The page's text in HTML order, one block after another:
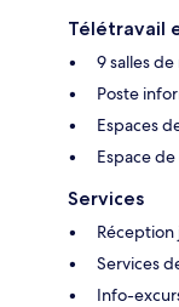
Télétravail
9 salles
Poste
Espaces
Espace
Services
Services
Info-